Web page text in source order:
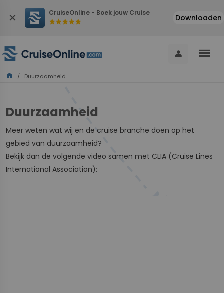
close CruiseOnline - Boek jouw Cruise
starstarstarstarstar Downloaden
person menu
home / Duurzaamheid
Duurzaamheid
Meer weten wat wij en de cruise branche doen op het
gebied van duurzaamheid?
Bekijk dan de volgende video samen met CLIA (Cruise Lines
International Association):